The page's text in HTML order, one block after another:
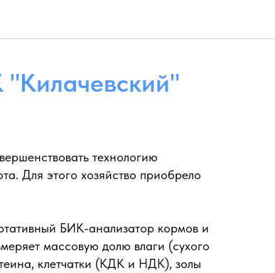
технологию
Для этого хозяйство приобрело
БИК-анализатор кормов и
массовую долю влаги (сухого
клетчатки (КДК и НДК), золы